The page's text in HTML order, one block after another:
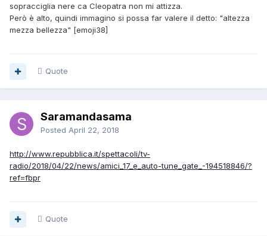
sopracciglia nere ca Cleopatra non mi attizza.
Però è alto, quindi immagino si possa far valere il detto: "altezza
mezza bellezza" [emoji38]
Quote
Saramandasama
Posted April 22, 2018
http://www.repubblica.it/spettacoli/tv-
radio/2018/04/22/news/amici_17_e_auto-tune_gate_-194518846/?
ref=fbpr
Quote